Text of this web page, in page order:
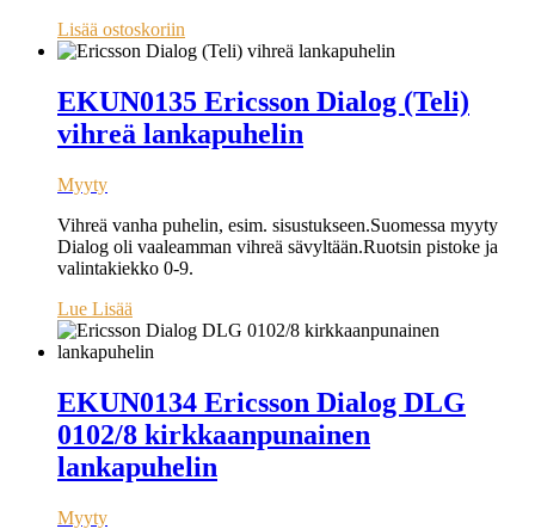
Lisää ostoskoriin
EKUN0135 Ericsson Dialog (Teli)
vihreä lankapuhelin
Myyty
Vihreä vanha puhelin, esim. sisustukseen.Suomessa myyty
Dialog oli vaaleamman vihreä sävyltään.Ruotsin pistoke ja
valintakiekko 0-9.
Lue Lisää
EKUN0134 Ericsson Dialog DLG
0102/8 kirkkaanpunainen
lankapuhelin
Myyty